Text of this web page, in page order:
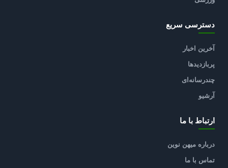
دسترسی سریع
آخرین اخبار
پربازدیدها
چندرسانه‌ای
آرشیو
ارتباط با ما
درباره میهن نوین
تماس با ما